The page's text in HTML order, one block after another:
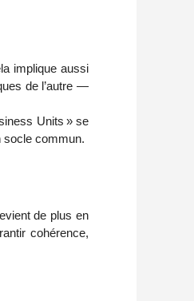
implique aussi
de l’autre —
Units » se
socle commun.
de plus en
cohérence,